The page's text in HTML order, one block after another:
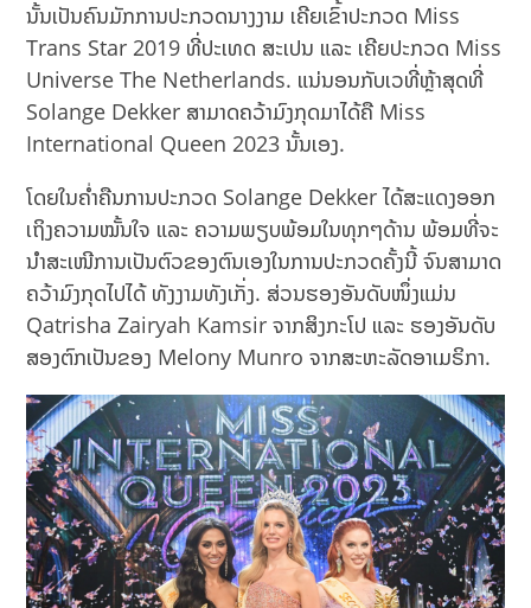
ນັ້ນເປັນຄົນມັກການປະກວດນາງງາມ ເຄີຍເຂົ້າປະກວດ Miss
Trans Star 2019 ທີ່ປະເທດ ສະເປນ ແລະ ເຄີຍປະກວດ Miss
Universe The Netherlands. ແນ່ນອນກັບເວທີ່ຫຼ້າສຸດທີ່
Solange Dekker ສາມາດຄວ້າມົງກຸດມາໄດ້ຄື Miss
International Queen 2023 ນັ້ນເອງ.
ໂດຍໃນຄ່ຳຄືນການປະກວດ Solange Dekker ໄດ້ສະແດງອອກ
ເຖິງຄວາມໝັ້ນໃຈ ແລະ ຄວາມພຽບພ້ອມໃນທຸກໆດ້ານ ພ້ອມທີ່ຈະ
ນຳສະເໜີການເປັນຕົວຂອງຕົນເອງໃນການປະກວດຄັ້ງນີ້ ຈົນສາມາດ
ຄວ້າມົງກຸດໄປໄດ້ ທັງງາມທັງເກັ່ງ. ສ່ວນຮອງອັນດັບໜຶ່ງແມ່ນ
Qatrisha Zairyah Kamsir ຈາກສິງກະໂປ ແລະ ຮອງອັນດັບ
ສອງຕົກເປັນຂອງ Melony Munro ຈາກສະຫະລັດອາເມຣິກາ.